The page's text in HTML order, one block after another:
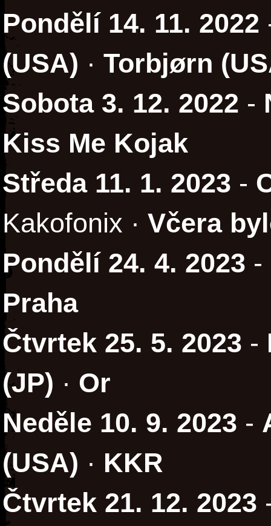
Pondělí 14. 11. 2022
(USA) · Torbjørn
Sobota 3. 12. 2022 -
Kiss Me Kojak
Středa 11. 1. 2023 -
Kakofonix · Včera
Pondělí 24. 4. 2023 -
Praha
Čtvrtek 25. 5. 2023 -
(JP) · Or
Neděle 10. 9. 2023 -
(USA) · KKR
Čtvrtek 21. 12. 2023